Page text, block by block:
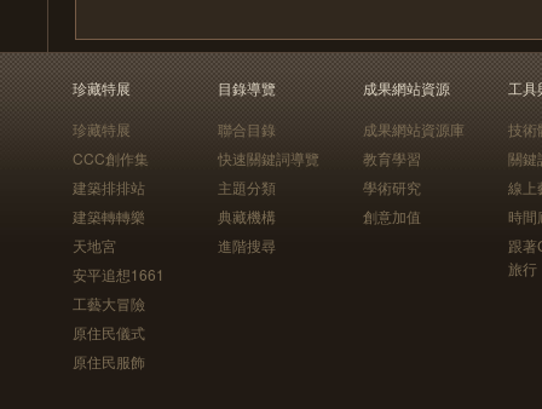
珍藏特展
珍藏特展
CCC創作集
建築排排站
建築轉轉樂
天地宮
安平追想1661
工藝大冒險
原住民儀式
原住民服飾
目錄導覽
聯合目錄
快速關鍵詞導覽
主題分類
典藏機構
進階搜尋
成果網站資源
成果網站資源庫
教育學習
學術研究
創意加值
工具
技術
關鍵
線上
時間
跟
旅行